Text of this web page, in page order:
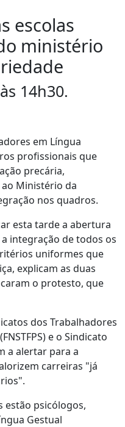
escolas
ministério
14h30.
em Língua
profissionais que
precária,
Ministério da
nos quadros.
esta tarde a abertura
integração de todos os
uniformes que
explicam as duas
o protesto, que
dos Trabalhadores
e o Sindicato
a alertar para a
carreiras "já
estão psicólogos,
Gestual